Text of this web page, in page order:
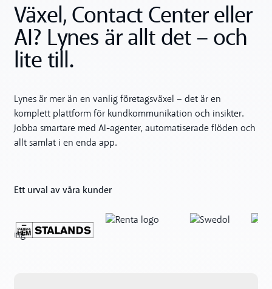
Växel, Contact Center eller
AI? Lynes är allt det – och
lite till.
Lynes är mer än en vanlig företagsväxel – det är en
komplett plattform för kundkommunikation och insikter.
Jobba smartare med AI-agenter, automatiserade flöden och
allt samlat i en enda app.
Ett urval av våra kunder